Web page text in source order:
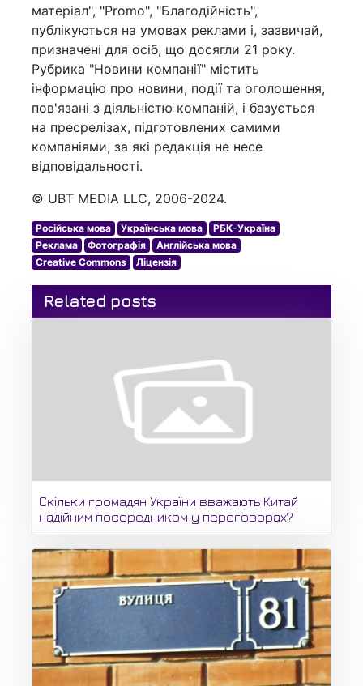
матеріал", "Promo", "Благодійність",
публікуються на умовах реклами і, зазвичай,
призначені для осіб, що досягли 21 року.
Рубрика "Новини компанії" містить
інформацію про новини, події та оголошення,
пов'язані з діяльністю компаній, і базується
на пресрелізах, підготовлених самими
компаніями, за які редакція не несе
відповідальності.
© UBT MEDIA LLC, 2006-2024.
Російська мова Українська мова
РБК-Україна
Реклама
Фотографія
Англійська мова
Creative Commons
Ліцензія
Related posts
Скільки громадян України вважають Китай
надійним посередником у переговорах?